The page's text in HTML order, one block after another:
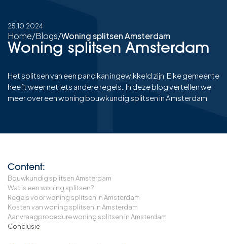
25.10.2024
Home/Blogs/Woning splitsen Amsterdam
Woning splitsen Amsterdam
Het splitsen van een pand kan ingewikkeld zijn. Elke gemeente
heeft weer net iets andere regels.. In deze blog vertellen we
meer over een woning bouwkundig splitsen in Amsterdam
Content:
Bouwkundig splitsen Amsterdam
Wat is een woning splitsen?
Regels voor woning splitsen in Amsterdam
Kosten van woning splitsen in Amsterdam
Aanvraagprocedure woning splitsen in Amsterdam
Conclusie